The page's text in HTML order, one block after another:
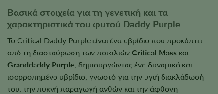
Βασικά στοιχεία για τη γενετική και τα
χαρακτηριστικά του φυτού Daddy Purple
Το Critical Daddy Purple είναι ένα υβρίδιο που προκύπτει
από τη διασταύρωση των ποικιλιών Critical Mass και
Granddaddy Purple, δημιουργώντας ένα δυναμικό και
ισορροπημένο υβρίδιο, γνωστό για την υγιή διακλάδωσή
του, την πυκνή παραγωγή ανθών και την άφθονη